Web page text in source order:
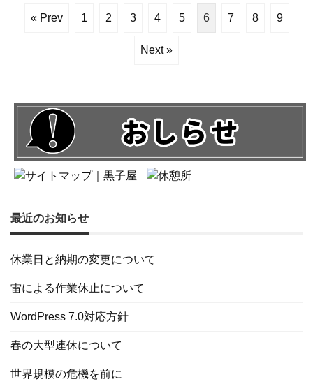
« Prev 1 2 3 4 5 6 7 8 9
Next »
最近のお知らせ
休業日と納期の変更について
雷による作業休止について
WordPress 7.0対応方針
春の大型連休について
世界規模の危機を前に